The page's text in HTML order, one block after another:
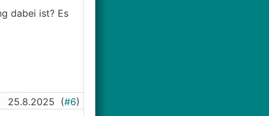
dabei ist? Es
25.8.2025 (#6)